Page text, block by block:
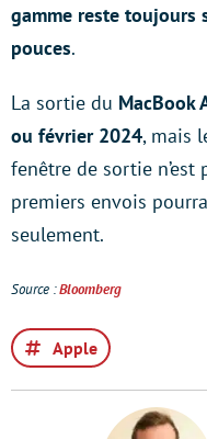
gamme reste toujours
pouces.
La sortie du MacBook
ou février 2024, mais
fenêtre de sortie n’est
premiers envois
seulement.
Source :Bloomberg
Apple